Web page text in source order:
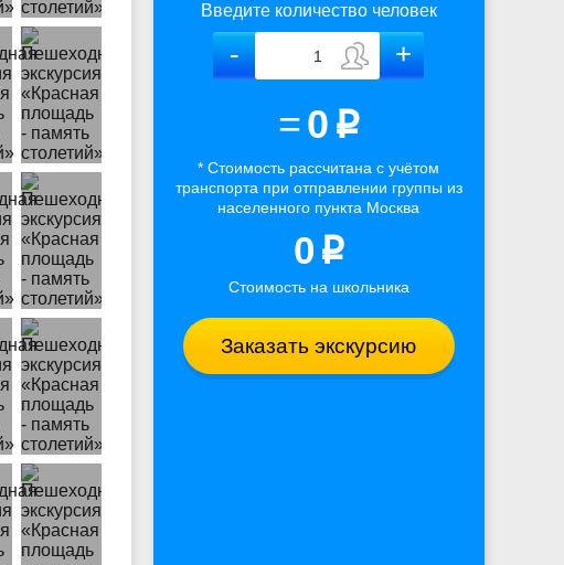
Введите количество человек
=0 p
* Стоимость рассчитанас учётом
транспорта при отправлении группы из
населенного пункта Москва
0 p
Стоимость на школьника
Заказать экскурсию